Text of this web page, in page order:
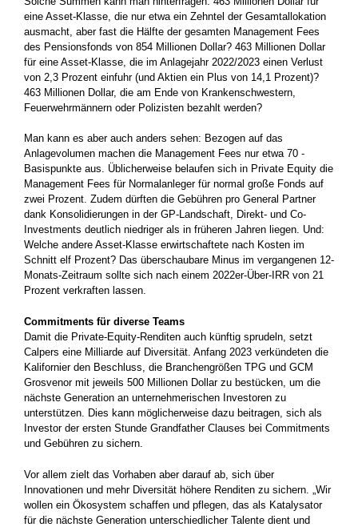
eine Asset-Klasse, die nur etwa ein Zehntel der Gesamtallokation
ausmacht, aber fast die Hälfte der gesamten Management Fees
des Pensionsfonds von 854 Millionen Dollar? 463 Millionen Dollar
für eine Asset-Klasse, die im Anlagejahr 2022/2023 einen Verlust
von 2,3 Prozent einfuhr (und Aktien ein Plus von 14,1 Prozent)?
463 Millionen Dollar, die am Ende von Krankenschwestern,
Feuerwehrmännern oder Polizisten bezahlt werden?
Man kann es aber auch anders sehen: Bezogen auf das
Anlagevolumen machen die Management Fees nur etwa 70 ­
Basispunkte aus. Üblicherweise belaufen sich in Private Equity die
Management Fees für Normalanleger für normal große Fonds auf
zwei Prozent. Zudem dürften die Gebühren pro General Partner
dank Konsolidierungen in der GP-Landschaft, Direkt- und Co-
Investments deutlich niedriger als in früheren Jahren liegen. Und:
Welche andere Asset-Klasse erwirtschaftete nach Kosten im
Schnitt elf Prozent? Das überschaubare Minus im vergangenen 12-
Monats-Zeitraum sollte sich nach einem 2022er-Über-IRR von 21
Prozent verkraften lassen.
Commitments für diverse Teams
Damit die Private-Equity-Renditen auch künftig sprudeln, setzt
Calpers eine Milliarde auf Diversität. Anfang 2023 verkündeten die
Kalifornier den Beschluss, die Branchengrößen TPG und GCM
Grosvenor mit jeweils 500 Millionen Dollar zu bestücken, um die
nächste Generation an unternehmerischen Investoren zu
unterstützen. Dies kann möglicherweise dazu beitragen, sich als
Investor der ersten Stunde Grandfather Clauses bei Commitments
und Gebühren zu sichern.
Vor allem zielt das Vorhaben aber darauf ab, sich über
Innovationen und mehr Diversität höhere Renditen zu sichern. „Wir
wollen ein Ökosystem schaffen und pflegen, das als Katalysator
für die nächste Generation unterschiedlicher Talente dient und